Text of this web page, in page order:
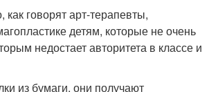
говорят арт-терапевты,
детям, которые не очень
недостает авторитета в классе и
из бумаги, они получают